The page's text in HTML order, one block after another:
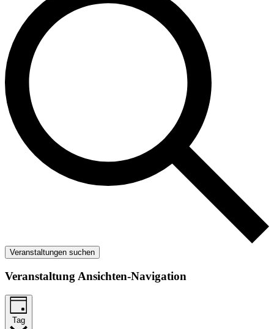
Veranstaltungen suchen
Veranstaltung Ansichten-Navigation
Tag